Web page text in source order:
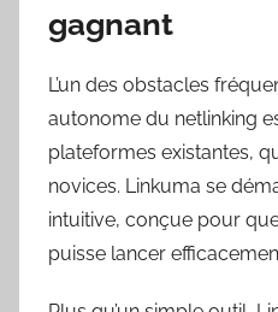
gagnant
L’un des obstacles
autonome du netlinking
plateformes existantes,
novices. Linkuma se
intuitive, conçue pour
puisse lancer